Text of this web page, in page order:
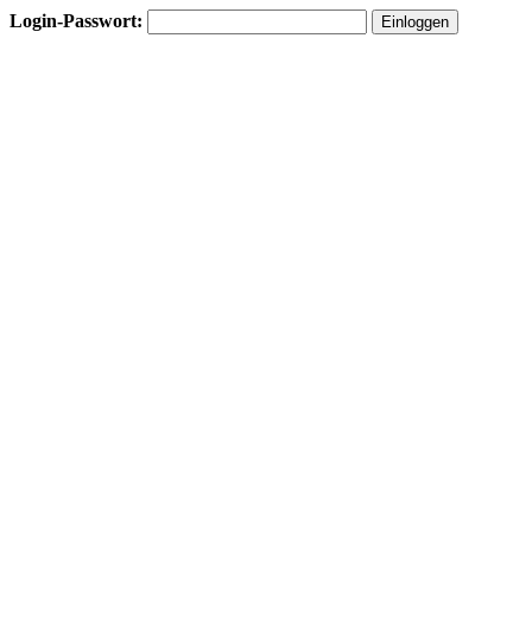
Login-Passwort: